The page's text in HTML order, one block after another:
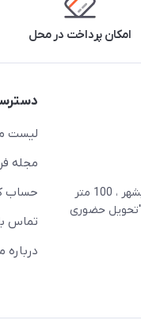
امکان پرداخت در محل
بوشهر - چهار راه تامین اجتماعی به سمت ریشهر ، 100 متر
حضوری
لیست
مجله
حساب
تماس
درباره